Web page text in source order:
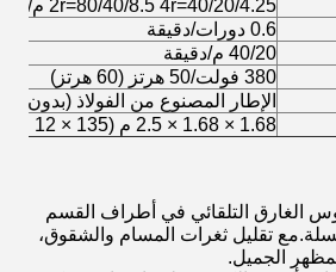
2r=80/40/8.5 4r=40/20/4.25 م/دقيقة
0.6 دورات/دقيقة
40/20 م/دقيقة
380 فولت/50 هرتز (60 هرتز)
الإطار المصنوع من الفولاذ (بدون
1.68 × 1.68 × 2.5 م (135 × 12 فولاذ مربع)
الغارق التلقائي في أطراف القسم
تقليل ثغرات المسام والشقوق،
الجميل.